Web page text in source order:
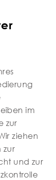
im
zur
ziehen
zur
und zur